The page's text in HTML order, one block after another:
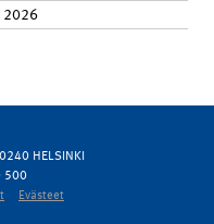
2026
HELSINKI
500
Evästeet